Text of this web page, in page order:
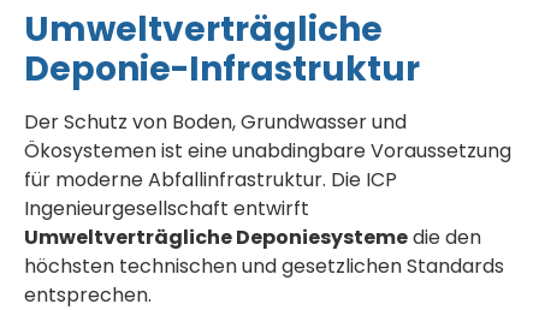
Umweltverträgliche
Deponie-Infrastruktur
Der Schutz von Boden, Grundwasser und
Ökosystemen ist eine unabdingbare Voraussetzung
für moderne Abfallinfrastruktur. Die ICP
Ingenieurgesellschaft entwirft
Umweltverträgliche Deponiesystemedie den
höchsten technischen und gesetzlichen Standards
entsprechen.